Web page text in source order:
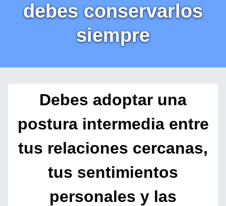
debes conservarlos
siempre
Debes adoptar una
postura intermedia entre
tus relaciones cercanas,
tus sentimientos
personales y las